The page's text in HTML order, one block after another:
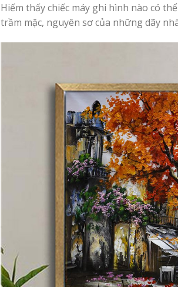
Hiếm thấy chiếc máy ghi hình nào có
trầm mặc, nguyên sơ của những dãy